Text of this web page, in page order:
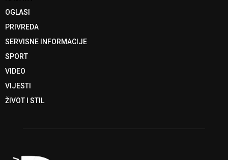
OGLASI
PRIVREDA
SERVISNE INFORMACIJE
SPORT
VIDEO
VIJESTI
ŽIVOT I STIL